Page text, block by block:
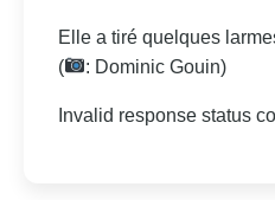
Elle a tiré quelques
(
: Dominic Gouin)
Invalid response status